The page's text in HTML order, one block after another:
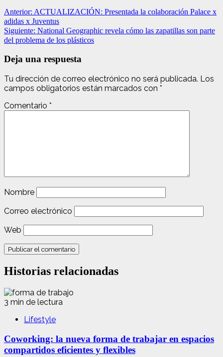
Anterior: ACTUALIZACIÓN: Presentada la colaboración Palace x
adidas x Juventus
Siguiente: National Geographic revela cómo las zapatillas son parte
del problema de los plásticos
Deja una respuesta
Tu dirección de correo electrónico no será publicada. Los
campos obligatorios están marcados con *
Comentario *
Nombre
Correo electrónico
Web
Historias relacionadas
3 min de lectura
Lifestyle
Coworking: la nueva forma de trabajar en espacios
compartidos eficientes y flexibles